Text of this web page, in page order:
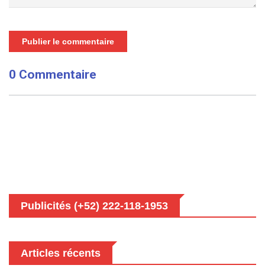
Publier le commentaire
0 Commentaire
Publicités (+52) 222-118-1953
Articles récents